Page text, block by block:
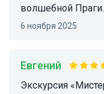
волшебной Праги.
6 ноября 2025
Евгений
Экскурсия «Мистерии ночной Праги» с Натальей